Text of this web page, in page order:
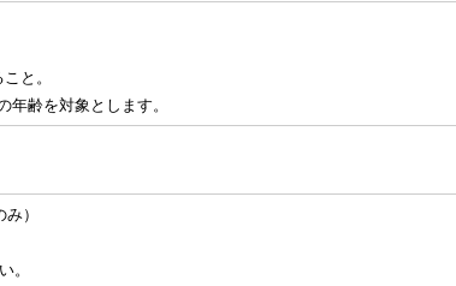
と。
齢を対象とします。
）
。